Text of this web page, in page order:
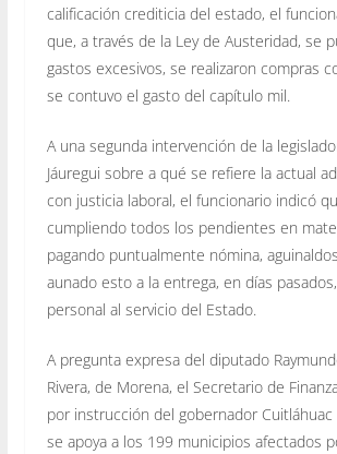
calificación crediticia del estado, el
que, a través de la Ley de Austeridad, se
gastos excesivos, se realizaron compras
se contuvo el gasto del capítulo mil.
A una segunda intervención de la
Jáuregui sobre a qué se refiere la actual
con justicia laboral, el funcionario indicó
cumpliendo todos los pendientes en
pagando puntualmente nómina,
aunado esto a la entrega, en días
personal al servicio del Estado.
A pregunta expresa del diputado
Rivera, de Morena, el Secretario de
por instrucción del gobernador Cuitláhuac
se apoya a los 199 municipios afectados